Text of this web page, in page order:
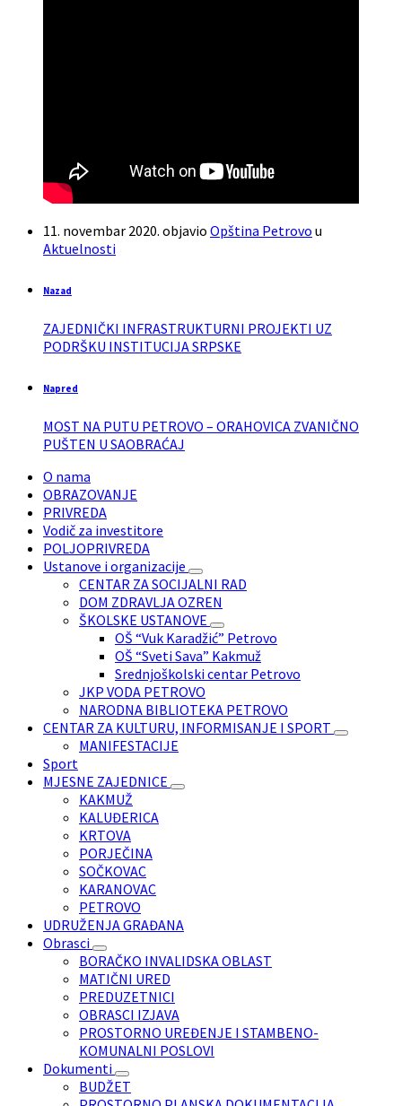
11. novembar 2020. objavio Opština Petrovo u
Aktuelnosti
Nazad
ZAJEDNIČKI INFRASTRUKTURNI PROJEKTI UZ
PODRŠKU INSTITUCIJA SRPSKE
Napred
MOST NA PUTU PETROVO – ORAHOVICA ZVANIČNO
PUŠTEN U SAOBRAĆAJ
O nama
OBRAZOVANJE
PRIVREDA
Vodič za investitore
POLJOPRIVREDA
Ustanove i organizacije
CENTAR ZA SOCIJALNI RAD
DOM ZDRAVLJA OZREN
ŠKOLSKE USTANOVE
OŠ “Vuk Karadžić” Petrovo
OŠ “Sveti Sava” Kakmuž
Srednjoškolski centar Petrovo
JKP VODA PETROVO
NARODNA BIBLIOTEKA PETROVO
CENTAR ZA KULTURU, INFORMISANJE I SPORT
MANIFESTACIJE
Sport
MJESNE ZAJEDNICE
KAKMUŽ
KALUĐERICA
KRTOVA
PORJEČINA
SOČKOVAC
KARANOVAC
PETROVO
UDRUŽENJA GRAĐANA
Obrasci
BORAČKO INVALIDSKA OBLAST
MATIČNI URED
PREDUZETNICI
OBRASCI IZJAVA
PROSTORNO UREĐENJE I STAMBENO-
KOMUNALNI POSLOVI
Dokumenti
BUDŽET